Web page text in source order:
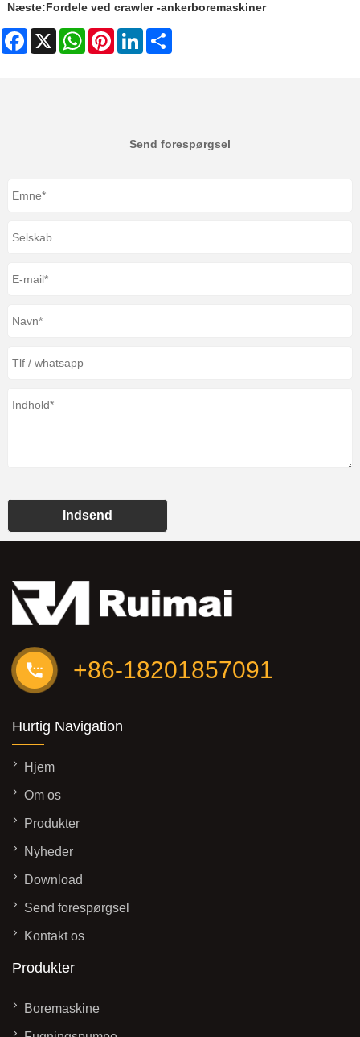
Næste:Fordele ved crawler -ankerboremaskiner
Facebook
X WhatsAppPinterestLinkedIn
Send forespørgsel
Indsend
+86-18201857091
Hurtig Navigation
Hjem
Om os
Produkter
Nyheder
Download
Send forespørgsel
Kontakt os
Produkter
Boremaskine